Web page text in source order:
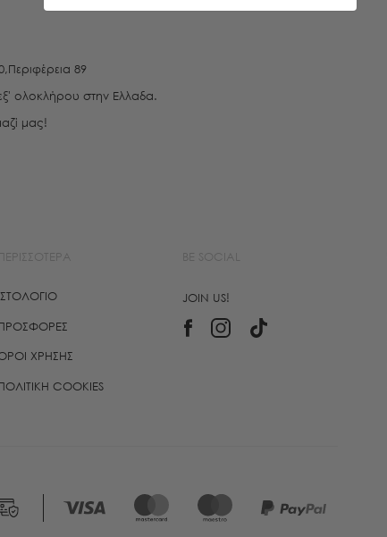
89
ολοκλήρου στην Ελλαδα.
μας!
ΧΡΉΣΗΣ
COOKIES
BE SOCIAL
JOIN US!